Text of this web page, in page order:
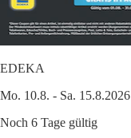
EDEKA
Mo. 10.8. - Sa. 15.8.2026
Noch 6 Tage gültig